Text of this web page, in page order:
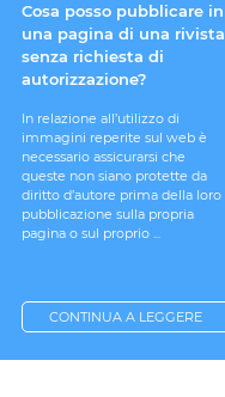
Cosa posso pubblicare in
una pagina di una rivista
senza richiesta di
autorizzazione?
In relazione all’utilizzo di
immagini reperite sul web è
necessario assicurarsi che
queste non siano protette da
diritto d’autore prima della loro
pubblicazione sulla propria
pagina o sul proprio ...
CONTINUA A LEGGERE